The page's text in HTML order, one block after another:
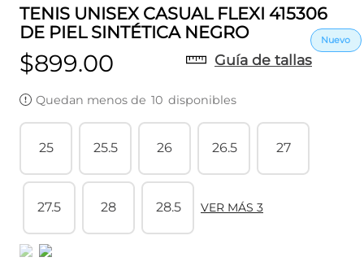
TENIS UNISEX CASUAL FLEXI 415306
DE PIEL SINTÉTICA NEGRO
$899.00 Guía de tallas
Quedan menos de 10 disponibles
25 25.5 26 26.5 27
27.5 28 28.5 VER MÁS 3